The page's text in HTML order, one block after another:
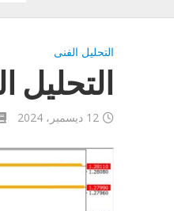
التحليل الفنى
التحليل
12 ديسمبر، 2024